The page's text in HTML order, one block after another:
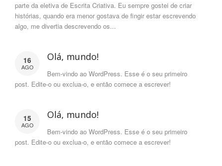
parte da eletiva de Escrita Criativa. Eu sempre gostei de criar
histórias, quando era menor gostava de fingir estar escrevendo
algo, me divertia descrevendo os...
16
AGO
Olá, mundo!
Bem-vindo ao WordPress. Esse é o seu primeiro
post. Edite-o ou exclua-o, e então comece a escrever!
15
AGO
Olá, mundo!
Bem-vindo ao WordPress. Esse é o seu primeiro
post. Edite-o ou exclua-o, e então comece a escrever!